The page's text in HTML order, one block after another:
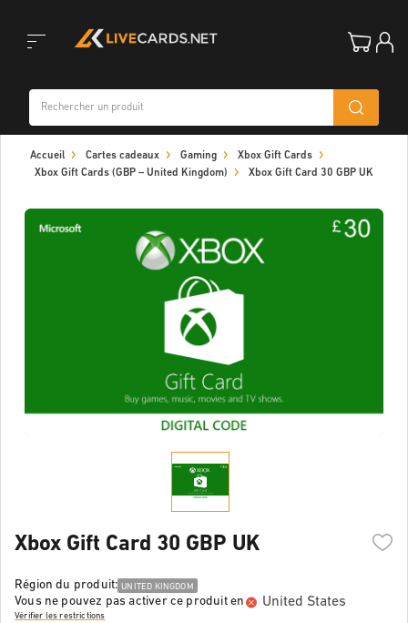
navigation
Accueil Cartes cadeaux Gaming
Xbox Gift Cards
Xbox Gift Cards (GBP – United Kingdom)
Xbox Gift Card 30 GBP UK
Xbox Gift Card 30 GBP UK
Région du produit: UNITED KINGDOM
Vous ne pouvez pas activer ce produit en United States
Vérifier les restrictions